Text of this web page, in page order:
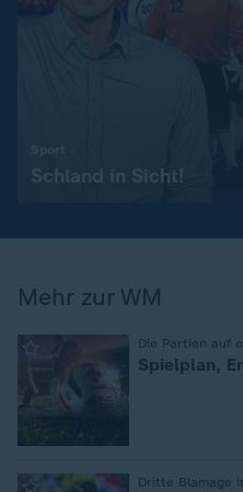
Schland in Sicht!
Mehr zur WM
Die Partien auf
Spielplan,
Dritte Blamage